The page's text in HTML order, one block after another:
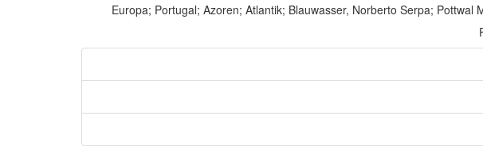
Europa; Portugal; Azoren; Atlantik; Blauwasser, Norberto Serpa;